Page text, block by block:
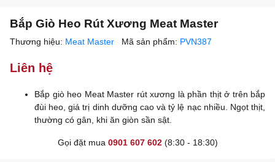
Bắp Giò Heo Rút Xương Meat Master
Thương hiệu: Meat Master Mã sản phẩm: PVN387
Liên hệ
Bắp giò heo Meat Master rút xương là phần thịt ở trên bắp
đùi heo, giá trị dinh dưỡng cao và tỷ lệ nạc nhiều. Ngọt thịt,
thường có gân, khi ăn giòn sần sật.
Gọi đặt mua 0901 607 602(8:30 - 18:30)